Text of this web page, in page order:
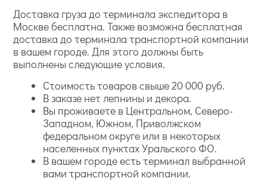
Доставка груза до терминала экспедитора в
Москве бесплатна. Также возможна бесплатная
доставка до терминала транспортной компании
в вашем городе. Для этого должны быть
выполнены следующие условия.
Стоимость товаров свыше 20 000 руб.
В заказе нет лепнины и декора.
Вы проживаете в Центральном, Северо-
Западном, Южном, Приволжском
федеральном округе или в некоторых
населенных пунктах Уральского ФО.
В вашем городе есть терминал выбранной
вами транспортной компании.